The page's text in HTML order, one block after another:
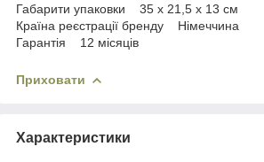
Габарити упаковки 35 х 21,5 х 13 см
Країна реєстрації бренду Німеччина
Гарантія 12 місяців
Приховати
Характеристики